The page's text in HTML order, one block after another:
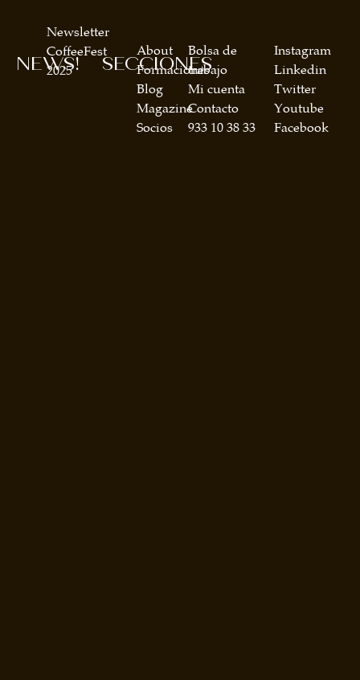
SECCIONES
About
Formaciones
Blog
Magazine
Socios
Bolsa de
trabajo
Mi cuenta
Contacto
933 10 38 33
NEWS!
Newsletter
CoffeeFest
2025
Instagram
Linkedin
Twitter
Youtube
Facebook